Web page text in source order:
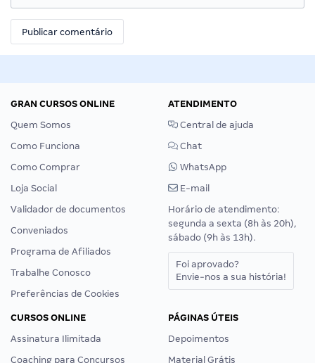
GRAN CURSOS ONLINE
Quem Somos
Como Funciona
Como Comprar
Loja Social
Validador de documentos
Conveniados
Programa de Afiliados
Trabalhe Conosco
Preferências de Cookies
ATENDIMENTO
Central de ajuda
Chat
WhatsApp
E-mail
Horário de atendimento:
segunda a sexta (8h às 20h),
sábado (9h às 13h).
Foi aprovado?
Envie-nos a sua história!
CURSOS ONLINE
Assinatura Ilimitada
Coaching para Concursos
PÁGINAS ÚTEIS
Depoimentos
Material Grátis